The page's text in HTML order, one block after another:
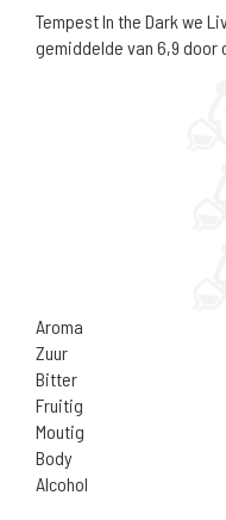
Tempest In the Dark we
gemiddelde van 6,9 door
Aroma
Zuur
Bitter
Fruitig
Moutig
Body
Alcohol